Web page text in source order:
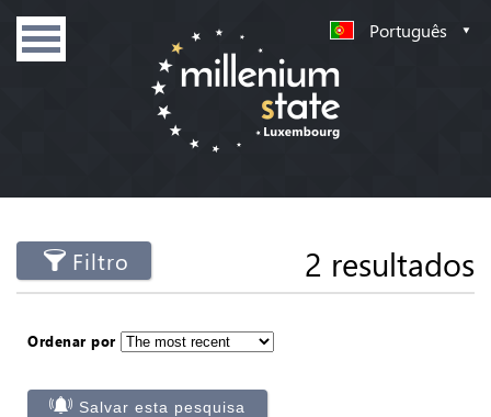
Português
Filtro 2 resultados
Ordenar por
Salvar esta pesquisa